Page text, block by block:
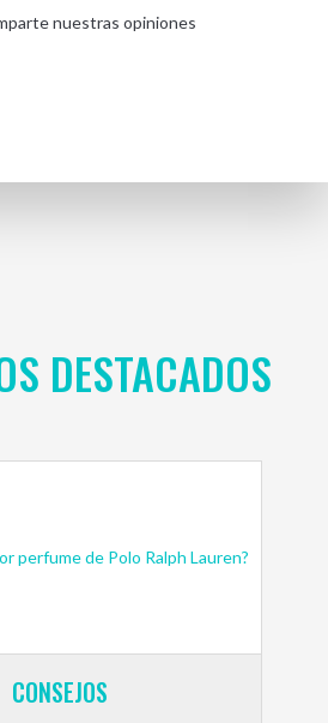
nuestras opiniones
DESTACADOS
CONSEJOS